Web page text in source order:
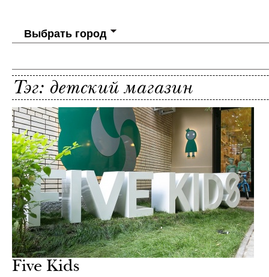
Выбрать город
Тэг: детский магазин
Five Kids